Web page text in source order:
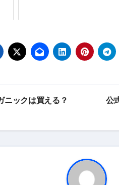
自己破産の真実
食べたらどうなるの？①【30
害】警察に行っても返金され
2月のおすすめドメイン特集-
ニックは買える？ 公